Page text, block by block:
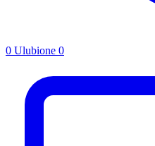
0 Ulubione 0